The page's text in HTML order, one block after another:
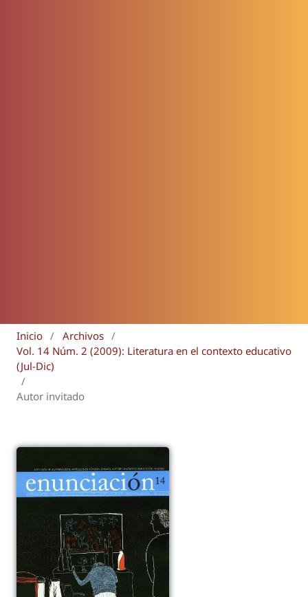
Inicio / Archivos /
Vol. 14 Núm. 2 (2009): Literatura en el contexto educativo
(Jul-Dic)
/
Autor invitado